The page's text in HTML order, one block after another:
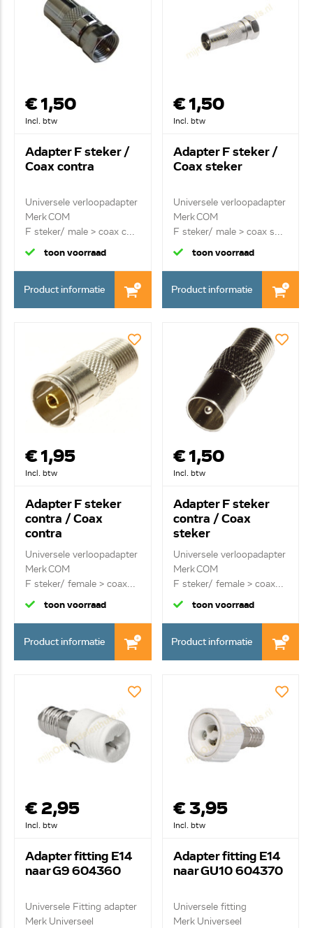
€ 1,50
Incl. btw
Adapter F steker /
Coax contra
Universele verloopadapter
Merk COM
F steker/ male > coax c...
toon voorraad
Product informatie
€ 1,50
Incl. btw
Adapter F steker /
Coax steker
Universele verloopadapter
Merk COM
F steker/ male > coax s...
toon voorraad
Product informatie
€ 1,95
Incl. btw
Adapter F steker
contra / Coax
contra
Universele verloopadapter
Merk COM
F steker/ female > coax...
toon voorraad
Product informatie
€ 1,50
Incl. btw
Adapter F steker
contra / Coax
steker
Universele verloopadapter
Merk COM
F steker/ female > coax...
toon voorraad
Product informatie
€ 2,95
Incl. btw
Adapter fitting E14
naar G9 604360
Universele Fitting adapter
Merk Universeel
€ 3,95
Incl. btw
Adapter fitting E14
naar GU10 604370
Universele fitting
Merk Universeel